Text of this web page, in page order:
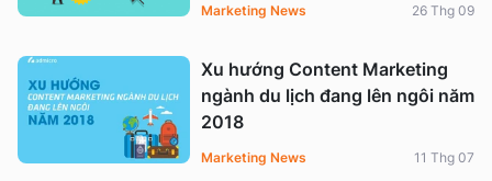
Marketing News 26 Thg 09
Xu hướng Content Marketing
ngành du lịch đang lên ngôi năm
2018
Marketing News 11 Thg 07